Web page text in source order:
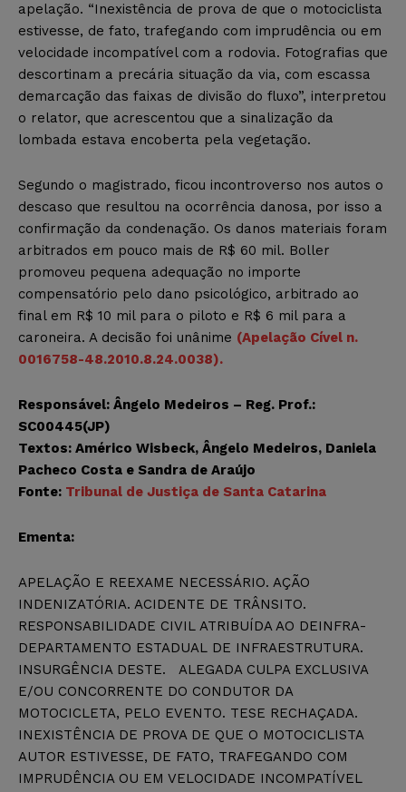
apelação. “Inexistência de prova de que o motociclista
estivesse, de fato, trafegando com imprudência ou em
velocidade incompatível com a rodovia. Fotografias que
descortinam a precária situação da via, com escassa
demarcação das faixas de divisão do fluxo”, interpretou
o relator, que acrescentou que a sinalização da
lombada estava encoberta pela vegetação.
Segundo o magistrado, ficou incontroverso nos autos o
descaso que resultou na ocorrência danosa, por isso a
confirmação da condenação. Os danos materiais foram
arbitrados em pouco mais de R$ 60 mil. Boller
promoveu pequena adequação no importe
compensatório pelo dano psicológico, arbitrado ao
final em R$ 10 mil para o piloto e R$ 6 mil para a
caroneira. A decisão foi unânime (Apelação Cível n.
0016758-48.2010.8.24.0038).
Responsável: Ângelo Medeiros – Reg. Prof.:
SC00445(JP)
Textos: Américo Wisbeck, Ângelo Medeiros, Daniela
Pacheco Costa e Sandra de Araújo
Fonte: Tribunal de Justiça de Santa Catarina
Ementa:
APELAÇÃO E REEXAME NECESSÁRIO. AÇÃO
INDENIZATÓRIA. ACIDENTE DE TRÂNSITO.
RESPONSABILIDADE CIVIL ATRIBUÍDA AO DEINFRA-
DEPARTAMENTO ESTADUAL DE INFRAESTRUTURA.
INSURGÊNCIA DESTE. ALEGADA CULPA EXCLUSIVA
E/OU CONCORRENTE DO CONDUTOR DA
MOTOCICLETA, PELO EVENTO. TESE RECHAÇADA.
INEXISTÊNCIA DE PROVA DE QUE O MOTOCICLISTA
AUTOR ESTIVESSE, DE FATO, TRAFEGANDO COM
IMPRUDÊNCIA OU EM VELOCIDADE INCOMPATÍVEL